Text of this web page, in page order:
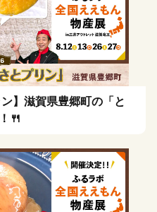
】滋賀県豊郷町の「と
🍴